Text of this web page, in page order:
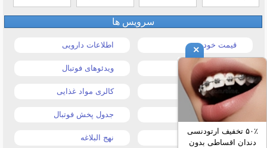
سرویس ها
قیمت خودرو اطلاعات دارویی
قیمت طلا و سکه ویدئوهای فوتبال
قیمت دلار کالری مواد غذایی
قیمت موبایل جدول پخش فوتبال
قیمت تبلت نهج البلاغه
×
۵۰٪ تخفیف ارتودنسی
دندان اقساطی بدون